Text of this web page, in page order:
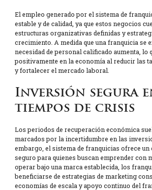
El empleo generado por el sistema de
estable y de calidad, ya que estos negocios
estructuras organizativas definidas y
crecimiento. A medida que una franquicia se
necesidad de personal calificado aumenta, lo
positivamente en la economía al reducir las
y fortalecer el mercado laboral.
Inversión segura
tiempos de crisis
Los periodos de recuperación económica
marcados por la incertidumbre en las
embargo, el sistema de franquicias ofrece un
seguro para quienes buscan emprender con
operar bajo una marca establecida, los
beneficiarse de estrategias de marketing
economías de escala y apoyo continuo del